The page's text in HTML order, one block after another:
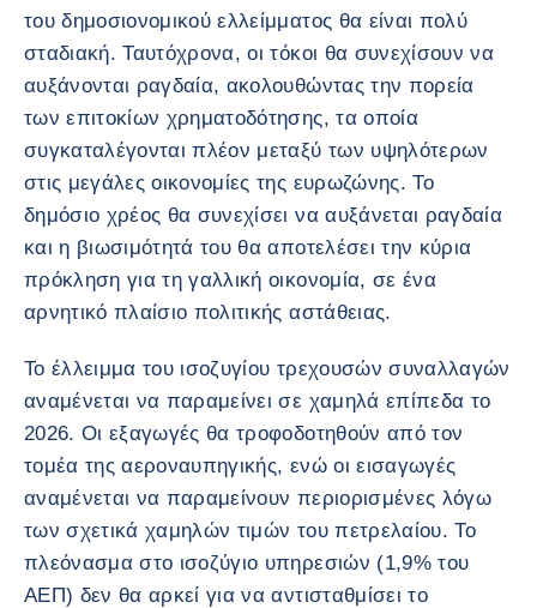
του δημοσιονομικού ελλείμματος θα είναι πολύ
σταδιακή. Ταυτόχρονα, οι τόκοι θα συνεχίσουν να
αυξάνονται ραγδαία, ακολουθώντας την πορεία
των επιτοκίων χρηματοδότησης, τα οποία
συγκαταλέγονται πλέον μεταξύ των υψηλότερων
στις μεγάλες οικονομίες της ευρωζώνης. Το
δημόσιο χρέος θα συνεχίσει να αυξάνεται ραγδαία
και η βιωσιμότητά του θα αποτελέσει την κύρια
πρόκληση για τη γαλλική οικονομία, σε ένα
αρνητικό πλαίσιο πολιτικής αστάθειας.
Το έλλειμμα του ισοζυγίου τρεχουσών συναλλαγών
αναμένεται να παραμείνει σε χαμηλά επίπεδα το
2026. Οι εξαγωγές θα τροφοδοτηθούν από τον
τομέα της αεροναυπηγικής, ενώ οι εισαγωγές
αναμένεται να παραμείνουν περιορισμένες λόγω
των σχετικά χαμηλών τιμών του πετρελαίου. Το
πλεόνασμα στο ισοζύγιο υπηρεσιών (1,9% του
ΑΕΠ) δεν θα αρκεί για να αντισταθμίσει το